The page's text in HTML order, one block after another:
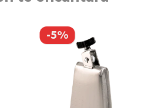
-5%